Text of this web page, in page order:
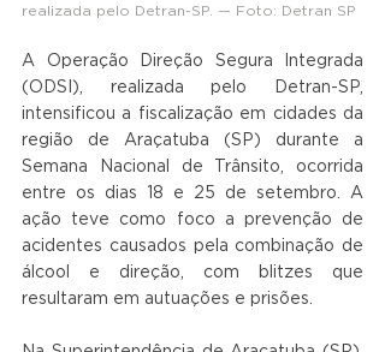
realizada pelo Detran-SP. — Foto: Detran SP
A Operação Direção Segura Integrada
(ODSI), realizada pelo Detran-SP,
intensificou a fiscalização em cidades da
região de Araçatuba (SP) durante a
Semana Nacional de Trânsito, ocorrida
entre os dias 18 e 25 de setembro. A
ação teve como foco a prevenção de
acidentes causados pela combinação de
álcool e direção, com blitzes que
resultaram em autuações e prisões.